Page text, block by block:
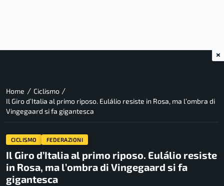
Home / Ciclismo /
Il Giro d’Italia al primo riposo. Eulálio resiste in Rosa, ma l’ombra di
Vingegaard si fa gigantesca
CICLISMO FEDERAZIONI
Il Giro d’Italia al primo riposo. Eulálio resiste
in Rosa, ma l’ombra di Vingegaard si fa
gigantesca
×